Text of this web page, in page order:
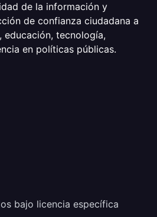
de la información y
de confianza ciudadana a
tecnología,
en políticas públicas.
bajo licencia específica